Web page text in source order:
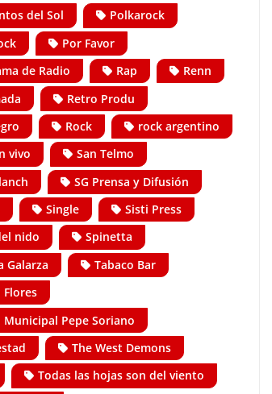
del Sol
Polkarock
Por Favor
de Radio
Rap
Renn
Retro Produ
Rock
rock argentino
vivo
San Telmo
SG Prensa y Difusión
Single
Sisti Press
nido
Spinetta
Galarza
Tabaco Bar
Flores
Municipal Pepe Soriano
The West Demons
Todas las hojas son del viento